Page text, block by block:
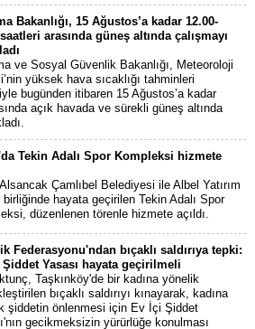
Bakanlığı, 15 Ağustos’a kadar 12.00-
arasında güneş altında çalışmayı
ve Sosyal Güvenlik Bakanlığı, Meteoroloji
yüksek hava sıcaklığı tahminleri
bugünden itibaren 15 Ağustos’a kadar
açık havada ve sürekli güneş altında
Tekin Adalı Spor Kompleksi hizmete
Çamlıbel Belediyesi ile Albel Yatırım
birliğinde hayata geçirilen Tekin Adalı Spor
düzenlenen törenle hizmete açıldı.
Federasyonu'ndan bıçaklı saldırıya tepki:
Şiddet Yasası hayata geçirilmeli
Taşkınköy'de bir kadına yönelik
bıçaklı saldırıyı kınayarak, kadına
şiddetin önlenmesi için Ev İçi Şiddet
gecikmeksizin yürürlüğe konulması